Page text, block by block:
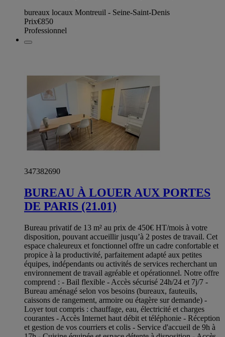
bureaux locaux Montreuil - Seine-Saint-Denis
Prix€850
Professionnel
347382690
BUREAU À LOUER AUX PORTES
DE PARIS (21.01)
Bureau privatif de 13 m² au prix de 450€ HT/mois à votre
disposition, pouvant accueillir jusqu’à 2 postes de travail. Cet
espace chaleureux et fonctionnel offre un cadre confortable et
propice à la productivité, parfaitement adapté aux petites
équipes, indépendants ou activités de services recherchant un
environnement de travail agréable et opérationnel. Notre offre
comprend : - Bail flexible - Accès sécurisé 24h/24 et 7j/7 -
Bureau aménagé selon vos besoins (bureaux, fauteuils,
caissons de rangement, armoire ou étagère sur demande) -
Loyer tout compris : chauffage, eau, électricité et charges
courantes - Accès Internet haut débit et téléphonie - Réception
et gestion de vos courriers et colis - Service d'accueil de 9h à